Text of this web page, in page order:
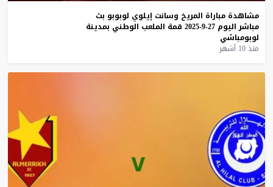
مشاهدة مباراة المريخ وسانت إيلوي لوبوبو بث
مباشر اليوم 27-9-2025 قمة الملعب الوطني بمدينة
لوبومباشي
منذ 10 أشهر